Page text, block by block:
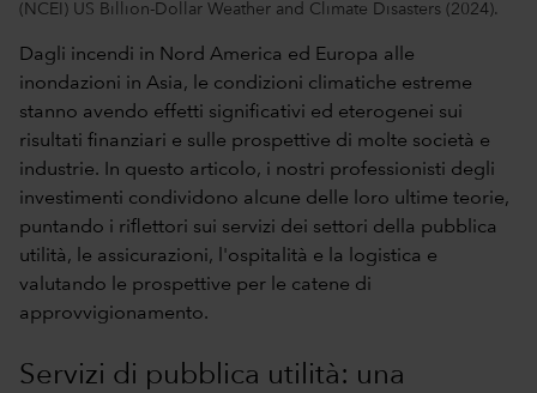
(NCEI) US Billion-Dollar Weather and Climate Disasters (2024).
Dagli incendi in Nord America ed Europa alle
inondazioni in Asia, le condizioni climatiche estreme
stanno avendo effetti significativi ed eterogenei sui
risultati finanziari e sulle prospettive di molte società e
industrie. In questo articolo, i nostri professionisti degli
investimenti condividono alcune delle loro ultime teorie,
puntando i riflettori sui servizi dei settori della pubblica
utilità, le assicurazioni, l'ospitalità e la logistica e
valutando le prospettive per le catene di
approvvigionamento.
Servizi di pubblica utilità: una